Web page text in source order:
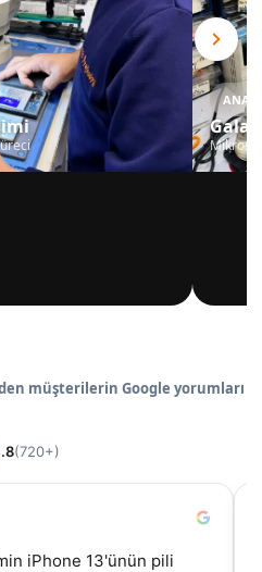
müşterilerin Google yorumları
(720+)
için geldim, iyi ki